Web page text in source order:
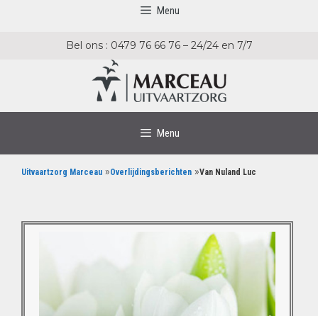
Menu
Bel ons : 0479 76 66 76 – 24/24 en 7/7
Menu
Uitvaartzorg Marceau »Overlijdingsberichten »Van Nuland Luc